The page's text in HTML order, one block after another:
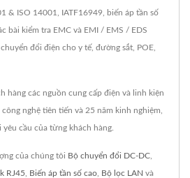
& ISO 14001, IATF16949, biến áp tần số
bài kiểm tra EMC và EMI / EMS / EDS
đổi điện cho y tế, đường sắt, POE,
hàng các nguồn cung cấp điện và linh kiện
nghệ tiên tiến và 25 năm kinh nghiệm,
cầu của từng khách hàng.
của chúng tôi Bộ chuyển đổi DC-DC
RJ45 Biến áp tần số cao Bộ lọc LAN và